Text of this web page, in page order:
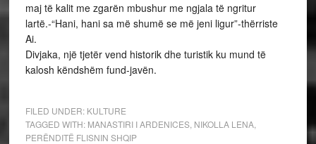
maj të kalit me zgarën mbushur me ngjala të ngritur
lartë.-“Hani, hani sa më shumë se më jeni ligur”-thërriste
Ai.
Divjaka, një tjetër vend historik dhe turistik ku mund të
kalosh këndshëm fund-javën.
FILED UNDER: KULTURE
TAGGED WITH: MANASTIRI I ARDENICES, NIKOLLA LENA,
PERËNDITË FLISNIN SHQIP